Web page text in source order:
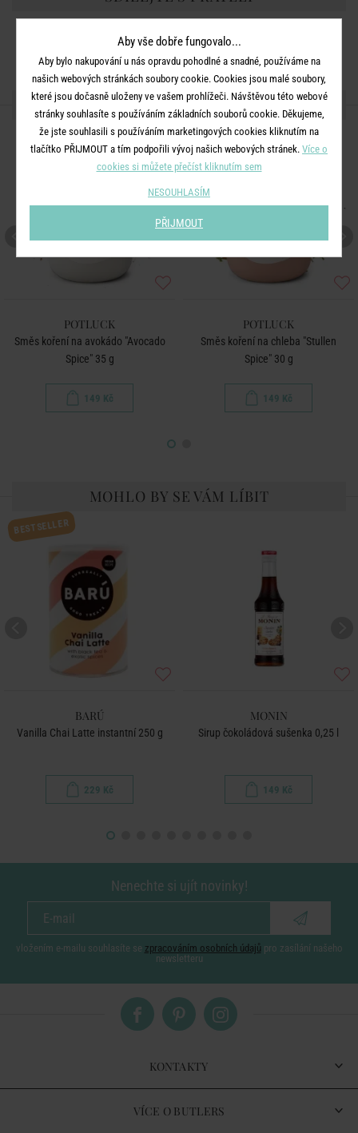
DALŠÍ PRODUKTY ZE SÉRIE
POTLUCK
Směs koření na avokádo "Avocado
Spice" 35 g
149 Kč
BESTSELLER
POTLUCK
Směs koření na chleba "Stullen
Spice" 30 g
149 Kč
MOHLO BY SE VÁM LÍBIT
BESTSELLER
BARÚ
Vanilla Chai Latte instantní 250 g
229 Kč
MONIN
Sirup čokoládová sušenka 0,25 l
149 Kč
Nenechte si ujít novinky!
vložením e-mailu souhlasíte se zpracováním osobních údajů pro zasílání našeho
newsletteru
KONTAKTY
VÍCE O BUTLERS
Aby vše dobře fungovalo...
Aby bylo nakupování u nás opravdu pohodlné a snadné, používáme na
našich webových stránkách soubory cookie. Cookies jsou malé soubory,
které jsou dočasně uloženy ve vašem prohlížeči. Návštěvou této webové
stránky souhlasíte s používáním základních souborů cookie. Děkujeme,
že jste souhlasili s používáním marketingových cookies kliknutím na
tlačítko PŘIJMOUT a tím podpořili vývoj našich webových stránek. Více o
cookies si můžete přečíst kliknutím sem
NESOUHLASÍM
PŘIJMOUT